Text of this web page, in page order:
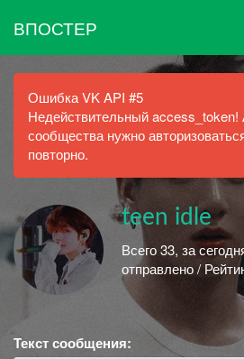
ВПОСТЕР
Ошибка VK API #5
Недействительный access_token!
сообщества нужно
повторно.
teen idle
Всего 33, за
отправлено /
Текст сообщения: